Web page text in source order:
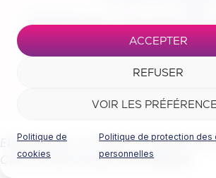
ACCEPTER
REFUSER
VOIR LES
Politique de
cookies
Politique de protection des
personnelles
©2026 École IT. Tous droits
Mentions légales–Données
Conditions générales d’inscription
Etablissement, formations et diplômes
Communauté française de Belgique.